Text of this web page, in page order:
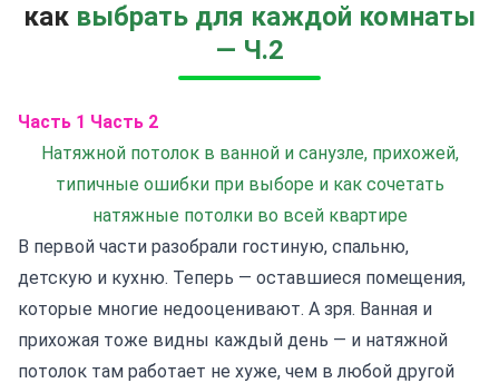
как выбрать для каждой комнаты
— Ч.2
Часть 1 Часть 2
Натяжной потолок в ванной и санузле, прихожей,
типичные ошибки при выборе и как сочетать
натяжные потолки во всей квартире
В первой части разобрали гостиную, спальню,
детскую и кухню. Теперь — оставшиеся помещения,
которые многие недооценивают. А зря. Ванная и
прихожая тоже видны каждый день — и натяжной
потолок там работает не хуже, чем в любой другой